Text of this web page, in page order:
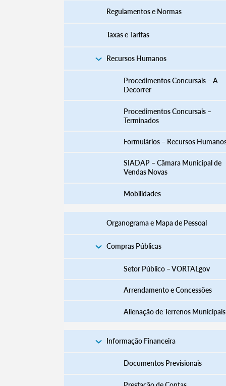
Regulamentos e Normas
Taxas e Tarifas
Recursos Humanos
Procedimentos Concursais – A
Decorrer
Procedimentos Concursais –
Terminados
​​​​​​​​​​​​​​​​​​​​​​​​​​​​​​​​​​​​​​​​​Formulários – Recursos
SIADAP – Câmara Municipal de
Vendas Novas
Mobilidades
Organograma e Mapa de Pessoal
Compras Públicas
Setor Público – VORTALgov
Arrendamento e Concessões
Alienação de Terrenos Municipais
Informação Financeira
Documentos Previsionais